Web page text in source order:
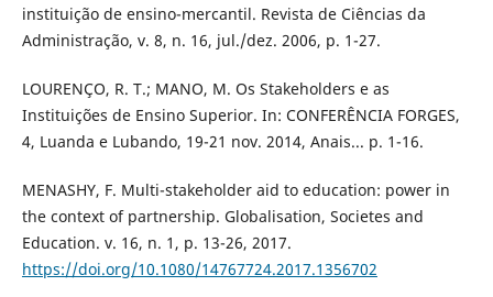
instituição de ensino-mercantil. Revista de Ciências da
Administração, v. 8, n. 16, jul./dez. 2006, p. 1-27.
LOURENÇO, R. T.; MANO, M. Os Stakeholders e as
Instituições de Ensino Superior. In: CONFERÊNCIA FORGES,
4, Luanda e Lubando, 19-21 nov. 2014, Anais... p. 1-16.
MENASHY, F. Multi-stakeholder aid to education: power in
the context of partnership. Globalisation, Societes and
Education. v. 16, n. 1, p. 13-26, 2017.
https://doi.org/10.1080/14767724.2017.1356702